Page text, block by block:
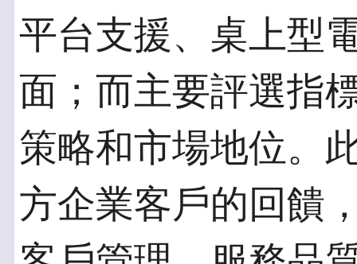
平台支援、桌上型
面；而主要評選指
策略和市場地位。
方企業客戶的回饋